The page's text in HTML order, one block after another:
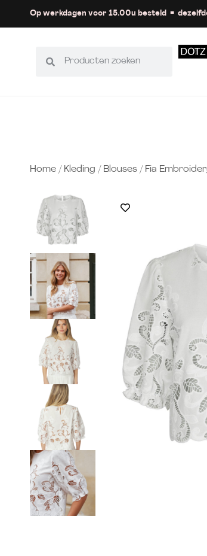
Op werkdagen voor 15.00u besteld =
Home / Kleding / Blouses / Fia